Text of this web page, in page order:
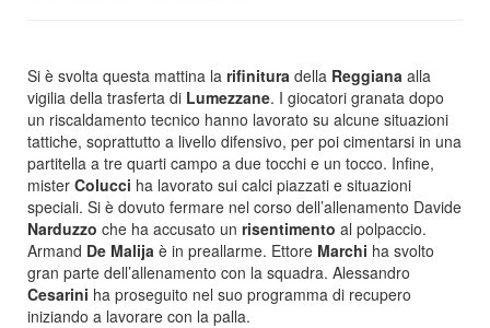
Si è svolta questa mattina la rifinitura della Reggiana alla
vigilia della trasferta di Lumezzane. I giocatori granata dopo
un riscaldamento tecnico hanno lavorato su alcune situazioni
tattiche, soprattutto a livello difensivo, per poi cimentarsi in una
partitella a tre quarti campo a due tocchi e un tocco. Infine,
mister Colucci ha lavorato sui calci piazzati e situazioni
speciali. Si è dovuto fermare nel corso dell’allenamento Davide
Narduzzo che ha accusato un risentimento al polpaccio.
Armand De Malija è in preallarme. Ettore Marchi ha svolto
gran parte dell’allenamento con la squadra. Alessandro
Cesarini ha proseguito nel suo programma di recupero
iniziando a lavorare con la palla.